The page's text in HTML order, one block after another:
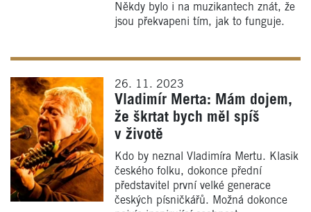
Někdy bylo i na muzikantech znát, že
jsou překvapeni tím, jak to funguje.
26. 11. 2023
Vladimír Merta: Mám dojem,
že škrtat bych měl spíš
v životě
Kdo by neznal Vladimíra Mertu. Klasik
českého folku, dokonce přední
představitel první velké generace
českých písničkářů. Možná dokonce